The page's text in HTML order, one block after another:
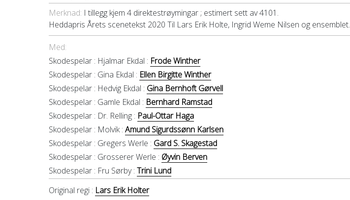
Merknad: I tillegg kjem 4 direktestrøymingar ; estimert sett av 4101.
Heddapris Årets scenetekst 2020 Til Lars Erik Holte, Ingrid Weme Nilsen og ensemblet.
Med:
Skodespelar : Hjalmar Ekdal : Frode Winther
Skodespelar : Gina Ekdal : Ellen Birgitte Winther
Skodespelar : Hedvig Ekdal : Gina Bernhoft Gørvell
Skodespelar : Gamle Ekdal : Bernhard Ramstad
Skodespelar : Dr. Relling : Paul-Ottar Haga
Skodespelar : Molvik : Amund Sigurdssønn Karlsen
Skodespelar : Gregers Werle : Gard S. Skagestad
Skodespelar : Grosserer Werle : Øyvin Berven
Skodespelar : Fru Sørby : Trini Lund
Original regi : Lars Erik Holter